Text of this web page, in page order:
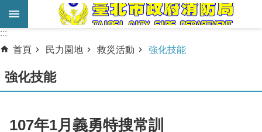
跳到主要內容區塊
進
搜
尋
業
:::
:::
首頁
民力園地 救災活動 強化技能
強化技能
107年1月義勇特搜常訓